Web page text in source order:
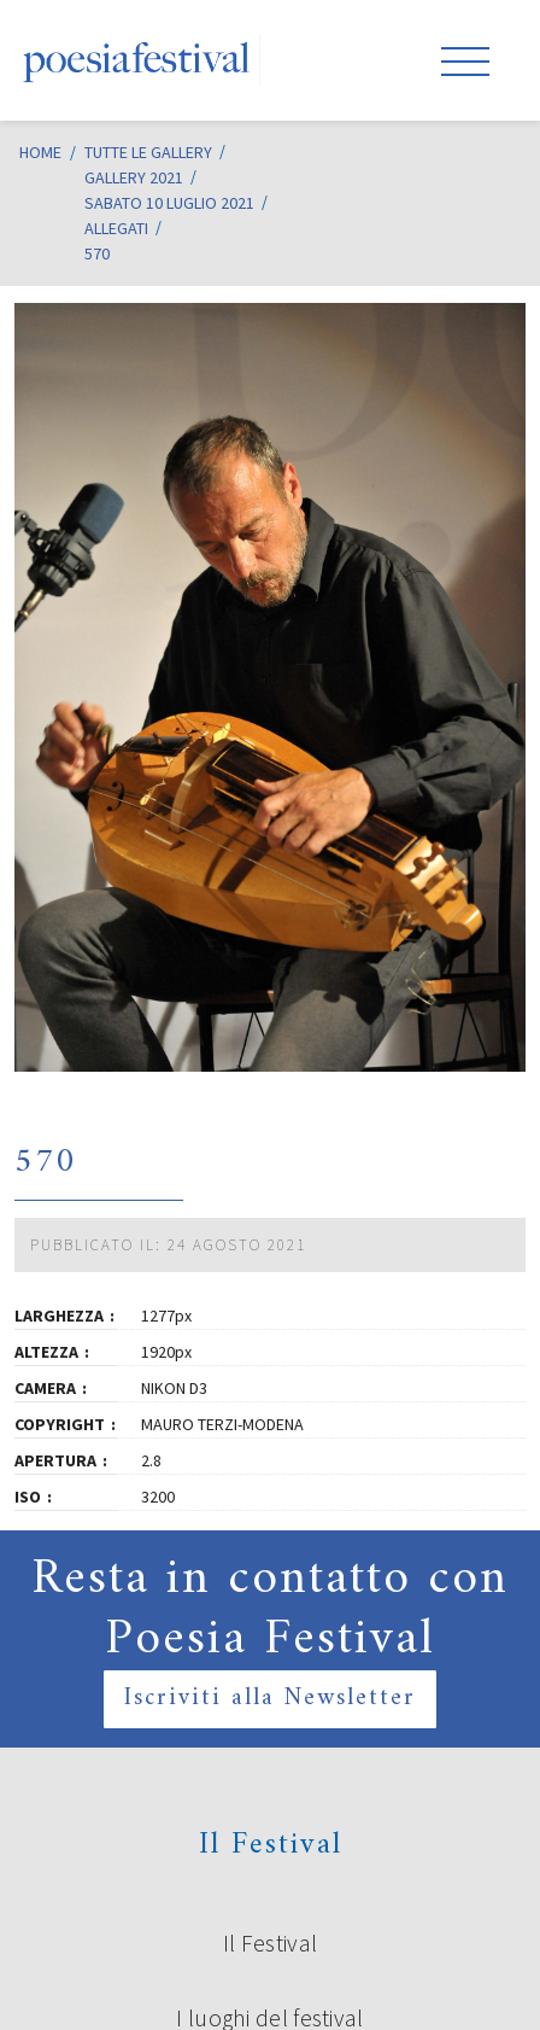
HOME / TUTTE LE GALLERY
GALLERY 2021
SABATO 10 LUGLIO 2021
ALLEGATI
570
570
PUBBLICATO IL: 24 AGOSTO 2021
LARGHEZZA
1277px
ALTEZZA
1920px
CAMERA
NIKON D3
COPYRIGHT
MAURO TERZI-MODENA
APERTURA
2.8
ISO
3200
Resta in contatto con
Poesia Festival
Iscriviti alla Newsletter
Il Festival
Il Festival
I luoghi del festival